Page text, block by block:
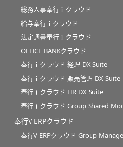
総務人事奉行ｉクラウド
給与奉行ｉクラウド
法定調書奉行ｉクラウド
OFFICE BANKクラウド
奉行ｉクラウド 経理 DX Suite
奉行ｉクラウド 販売管理 DX Suite
奉行ｉクラウド HR DX Suite
奉行ｉクラウド Group Shared
奉行V ERPクラウド
奉行V ERPクラウド Group